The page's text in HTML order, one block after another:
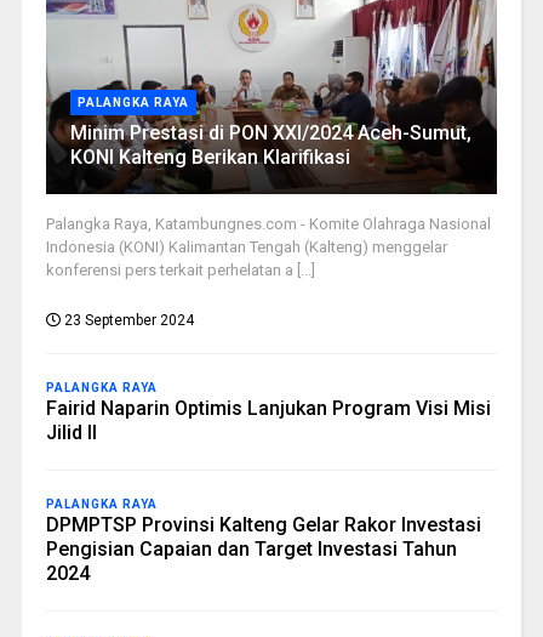
PALANGKA RAYA
Minim Prestasi di PON XXI/2024 Aceh-Sumut,
KONI Kalteng Berikan Klarifikasi
Palangka Raya, Katambungnes.com - Komite Olahraga Nasional
Indonesia (KONI) Kalimantan Tengah (Kalteng) menggelar
konferensi pers terkait perhelatan a [...]
23 September 2024
PALANGKA RAYA
Fairid Naparin Optimis Lanjukan Program Visi Misi
Jilid II
PALANGKA RAYA
DPMPTSP Provinsi Kalteng Gelar Rakor Investasi
Pengisian Capaian dan Target Investasi Tahun
2024